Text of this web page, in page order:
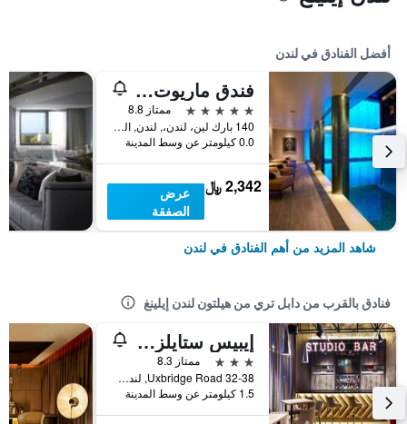
أفضل الفنادق في لندن
فندق ماريوت لندن بارك لاين
5 نجوم
ممتاز 8.8
140 بارك لين، لندن،, لندن, المملكة المتحدة
0.0 كيلومتر عن وسط المدينة
2,342 ﷼
عرض
الصفقة
شاهد المزيد من أهم الفنادق في لندن
فنادق بالقرب من دابل تري من هيلتون لندن إيلينغ
إيبيس ستايلز لندن إيلينج
3 نجوم
ممتاز 8.3
32-38 Uxbridge Road, لندن, المملكة المتحدة
1.5 كيلومتر عن وسط المدينة